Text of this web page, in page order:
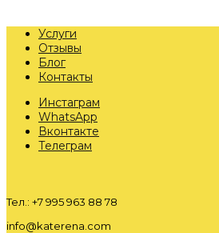
Услуги
Отзывы
Блог
Контакты
Инстаграм
WhatsApp
Вконтакте
Телеграм
Тел.: +7 995 963 88 78
info@katerena.com